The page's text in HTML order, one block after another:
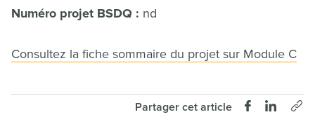
Numéro projet BSDQ : nd
Consultez la fiche sommaire du projet sur Module C
Partager cet article